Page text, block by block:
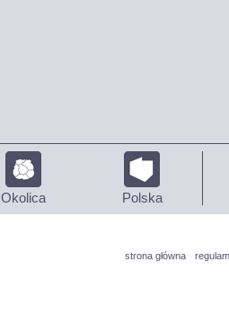
Okolica Polska
strona główna